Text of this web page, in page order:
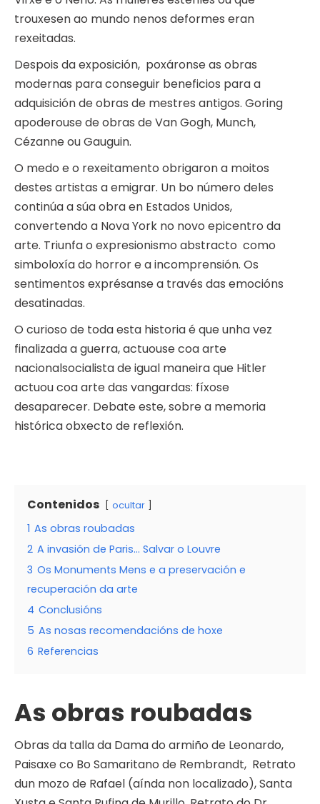
trouxesen ao mundo nenos deformes eran
rexeitadas.
Despois da exposición, poxáronse as obras
modernas para conseguir beneficios para a
adquisición de obras de mestres antigos. Goring
apoderouse de obras de Van Gogh, Munch,
Cézanne ou Gauguin.
O medo e o rexeitamento obrigaron a moitos
destes artistas a emigrar. Un bo número deles
continúa a súa obra en Estados Unidos,
convertendo a Nova York no novo epicentro da
arte. Triunfa o expresionismo abstracto como
simboloxía do horror e a incomprensión. Os
sentimentos exprésanse a través das emocións
desatinadas.
O curioso de toda esta historia é que unha vez
finalizada a guerra, actuouse coa arte
nacionalsocialista de igual maneira que Hitler
actuou coa arte das vangardas: fíxose
desaparecer. Debate este, sobre a memoria
histórica obxecto de reflexión.
Contenidos ocultar
1 As obras roubadas
2 A invasión de Paris… Salvar o Louvre
3 Os Monuments Mens e a preservación e
recuperación da arte
4 Conclusións
5 As nosas recomendacións de hoxe
6 Referencias
As obras roubadas
Obras da talla da Dama do armiño de Leonardo,
Paisaxe co Bo Samaritano de Rembrandt, Retrato
dun mozo de Rafael (aínda non localizado), Santa